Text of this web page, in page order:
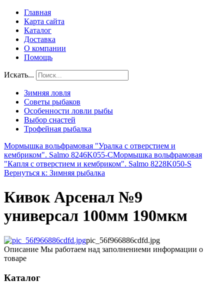
Главная
Карта сайта
Каталог
Доставка
О компании
Помощь
Искать...
Зимняя ловля
Советы рыбаков
Особенности ловли рыбы
Выбор снастей
Трофейная рыбалка
Мормышка вольфрамовая "Уралка с отверстием и
кембриком". Salmo 8246K055-CМормышка вольфрамовая
"Капля с отверстием и кембриком". Salmo 8228K050-S
Вернуться к: Зимняя рыбалка
Кивок Арсенал №9
универсал 100мм 190мкм
pic_56f966886cdfd.jpg
Описание Мы работаем над заполнениеми информации о
товаре
Каталог